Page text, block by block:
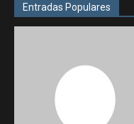
Entradas Populares